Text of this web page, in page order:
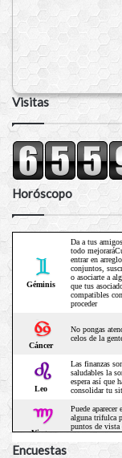
Visitas
Horóscopo
Encuestas